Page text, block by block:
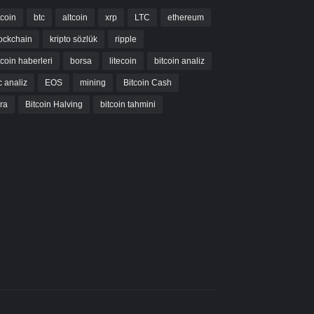
btc altcoin xrp LTC ethereum
kripto sözlük ripple
haberleri borsa litecoin bitcoin analiz
analiz EOS mining Bitcoin Cash
Bitcoin Halving bitcoin tahmini